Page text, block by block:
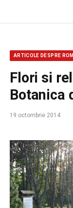
ARTICOLE DESPRE
Flori si
Botanica
19 octombrie 2014